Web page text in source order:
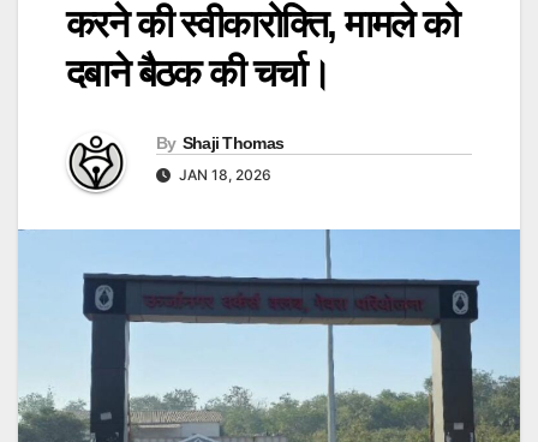
करने की स्वीकारोक्ति, मामले को
दबाने बैठक की चर्चा।
By Shaji Thomas
JAN 18, 2026